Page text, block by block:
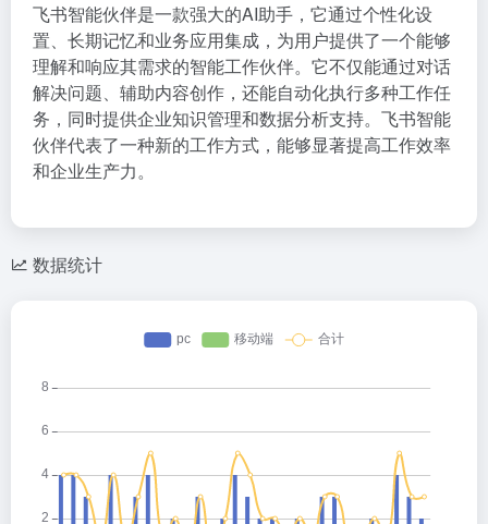
飞书智能伙伴是一款强大的AI助手，它通过个性化设
置、长期记忆和业务应用集成，为用户提供了一个能够
理解和响应其需求的智能工作伙伴。它不仅能通过对话
解决问题、辅助内容创作，还能自动化执行多种工作任
务，同时提供企业知识管理和数据分析支持。飞书智能
伙伴代表了一种新的工作方式，能够显著提高工作效率
和企业生产力。
数据统计